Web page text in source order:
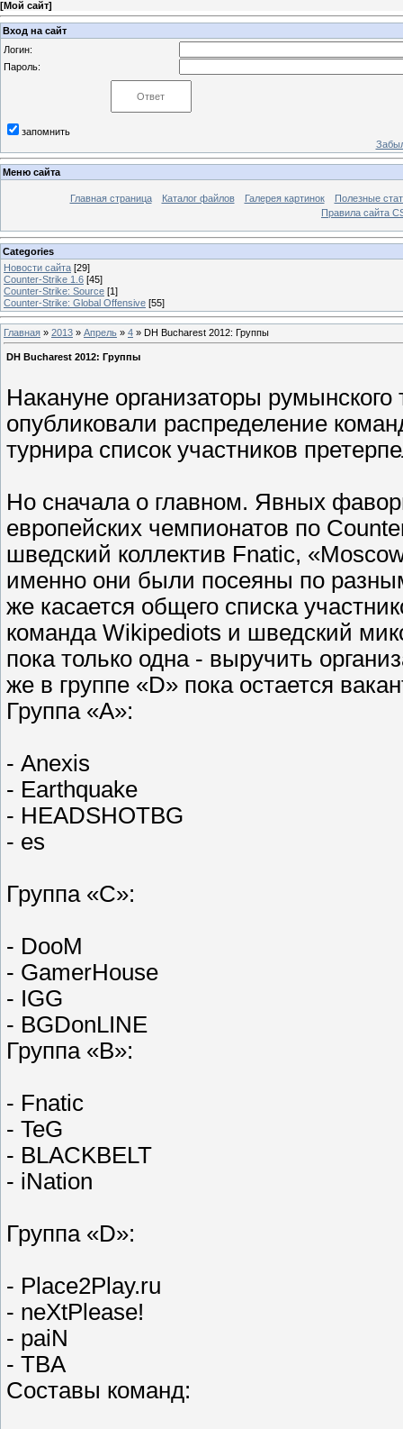
[Мой сайт]
Вход на сайт
Логин:
Пароль:
запомнить
Меню сайта
Главная страница Каталог файлов Галерея картинок
Полезные
Правила сайта
Categories
Новости сайта [29]
Counter-Strike 1.6 [45]
Counter-Strike: Sourcе [1]
Counter-Strike: Global Offensive [55]
Главная » 2013 » Апрель » 4 » DH Bucharest 2012: Группы
DH Bucharest 2012: Группы
Накануне организаторы
опубликовали распределение
турнира список участников
Но сначала о главном. Явных
европейских чемпионатов по
шведский коллектив Fnatic,
именно они были посеяны по
же касается общего списка
команда Wikipediots и шведский
пока только одна - выручить
же в группе «D» пока остается
Группа «А»:
- Anexis
- Earthquake
- HEADSHOTBG
- es
Группа «C»:
- DooM
- GamerHouse
- IGG
- BGDonLINE
Группа «B»:
- Fnatic
- TeG
- BLACKBELT
- iNation
Группа «D»:
- Place2Play.ru
- neXtPlease!
- paiN
- TBA
Составы команд: